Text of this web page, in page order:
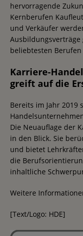
hervorragende
Kernberufen
und Verkäufer
Ausbildungsverträge
beliebtesten
Karriere-
greift auf die
Bereits im Jahr 2019
Die Neuauflage der
in den Blick. Sie
und bietet
die
inhaltliche
Weitere
[Text/Logo: HDE]